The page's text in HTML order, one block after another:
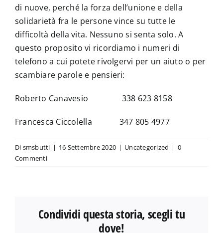
di nuove, perché la forza dell’unione e della
solidarietà fra le persone vince su tutte le
difficoltà della vita. Nessuno si senta solo. A
questo proposito vi ricordiamo i numeri di
telefono a cui potete rivolgervi per un aiuto o per
scambiare parole e pensieri:
Roberto Canavesio 338 623 8158
Francesca Ciccolella 347 805 4977
Di smsbutti | 16 Settembre 2020 | Uncategorized | 0
Commenti
Condividi questa storia, scegli tu
dove!